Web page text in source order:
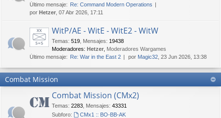
Último mensaje: Re: Command Modern Operations
por Hetzer , 07 Abr 2026, 17:11
WitP/AE - WitE - WitE2 - WitW
Temas: 519 Mensajes: 19438
Moderadores: Hetzer Moderadores Wargames
Último mensaje: Re: War in the East 2 por Magic32 , 23 Jun 2026, 13:38
Combat Mission
Combat Mission (CMx2)
Temas: 2283 Mensajes: 43331
Subforo:
CMx1 :: BO-BB-AK